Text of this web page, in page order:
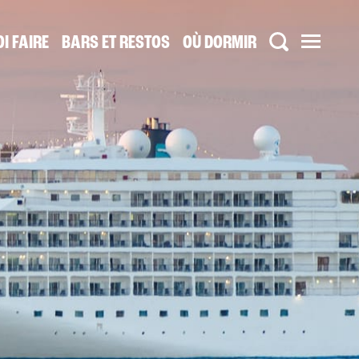
FAIRE BARS ET RESTOS OÙ DORMIR